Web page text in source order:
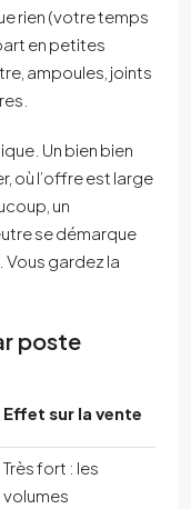
rien (votre temps
en petites
ampoules, joints
Un bien bien
où l’offre est large
un
se démarque
Vous gardez la
poste
Effet sur la vente
Très fort : les
volumes